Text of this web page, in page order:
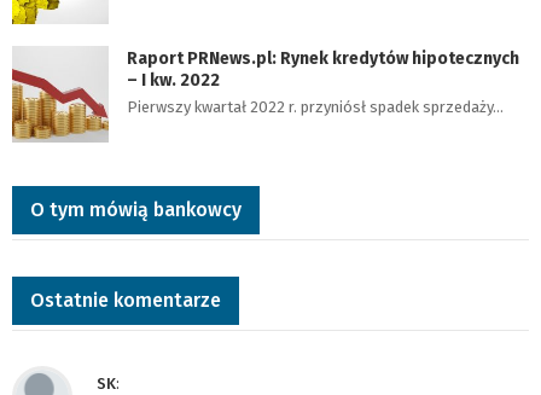
Raport PRNews.pl: Rynek kredytów hipotecznych
– I kw. 2022
Pierwszy kwartał 2022 r. przyniósł spadek sprzedaży…
O tym mówią bankowcy
Ostatnie komentarze
SK: